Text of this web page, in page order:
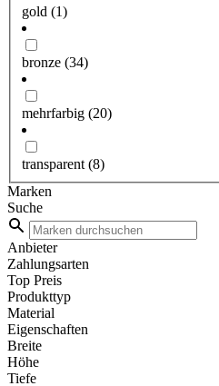
gold (1)
bronze (34)
mehrfarbig (20)
transparent (8)
Marken
Suche
Anbieter
Zahlungsarten
Top Preis
Produkttyp
Material
Eigenschaften
Breite
Höhe
Tiefe